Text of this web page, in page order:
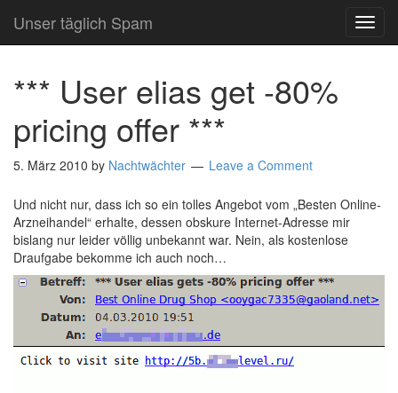
Unser täglich Spam
*** User elias get -80%
pricing offer ***
5. März 2010 by Nachtwächter Leave a Comment
Und nicht nur, dass ich so ein tolles Angebot vom „Besten Online-
Arzneihandel“ erhalte, dessen obskure Internet-Adresse mir
bislang nur leider völlig unbekannt war. Nein, als kostenlose
Draufgabe bekomme ich auch noch…